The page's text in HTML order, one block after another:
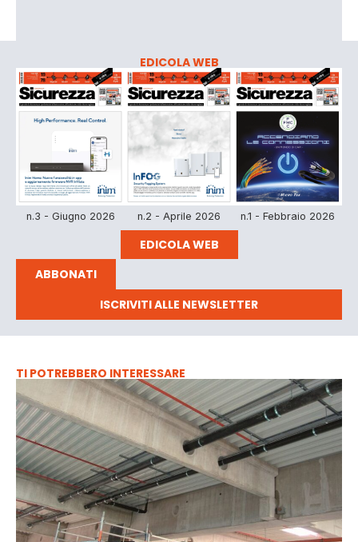
EDICOLA WEB
n.3 - Giugno 2026 n.2 - Aprile 2026 n.1 - Febbraio 2026
EDICOLA WEB
ABBONATI
ISCRIVITI ALLE NEWSLETTER
TI POTREBBERO INTERESSARE